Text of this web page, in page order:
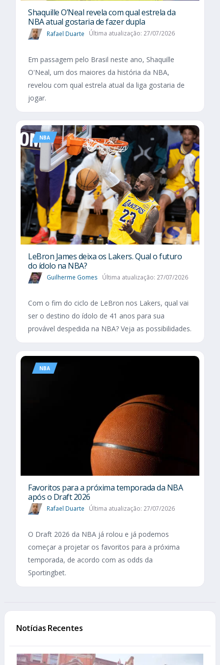
Shaquille O’Neal revela com qual estrela da
NBA atual gostaria de fazer dupla
Rafael Duarte Última atualização: 27/07/2026
Em passagem pelo Brasil neste ano, Shaquille
O'Neal, um dos maiores da história da NBA,
revelou com qual estrela atual da liga gostaria de
jogar.
NBA
LeBron James deixa os Lakers. Qual o futuro
do ídolo na NBA?
Guilherme Gomes Última atualização: 27/07/2026
Com o fim do ciclo de LeBron nos Lakers, qual vai
ser o destino do ídolo de 41 anos para sua
provável despedida na NBA? Veja as possibilidades.
NBA
Favoritos para a próxima temporada da NBA
após o Draft 2026
Rafael Duarte Última atualização: 27/07/2026
O Draft 2026 da NBA já rolou e já podemos
começar a projetar os favoritos para a próxima
temporada, de acordo com as odds da
Sportingbet.
Notícias Recentes